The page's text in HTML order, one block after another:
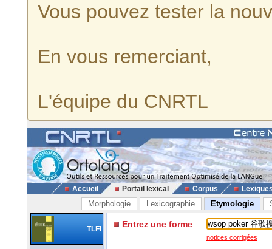
Vous pouvez tester la
En vous remerciant,
L'équipe du CNRTL
Accueil Portail lexical Corpus
Morphologie Lexicographie Etymologie
TLFi Entrez une forme
notices corrigées